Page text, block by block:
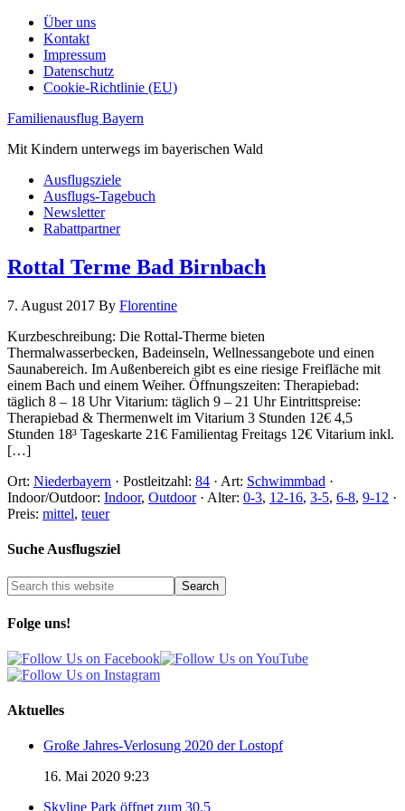
Über uns
Kontakt
Impressum
Datenschutz
Cookie-Richtlinie (EU)
Familienausflug Bayern
Mit Kindern unterwegs im bayerischen Wald
Ausflugsziele
Ausflugs-Tagebuch
Newsletter
Rabattpartner
Rottal Terme Bad Birnbach
7. August 2017 By Florentine
Kurzbeschreibung: Die Rottal-Therme bieten
Thermalwasserbecken, Badeinseln, Wellnessangebote und einen
Saunabereich. Im Außenbereich gibt es eine riesige Freifläche mit
einem Bach und einem Weiher. Öffnungszeiten: Therapiebad:
täglich 8 – 18 Uhr Vitarium: täglich 9 – 21 Uhr Eintrittspreise:
Therapiebad & Thermenwelt im Vitarium 3 Stunden 12€ 4,5
Stunden 18³ Tageskarte 21€ Familientag Freitags 12€ Vitarium inkl.
[…]
Ort: Niederbayern · Postleitzahl: 84 · Art: Schwimmbad ·
Indoor/Outdoor: Indoor, Outdoor· Alter: 0-3, 12-16, 3-5, 6-8, 9-12 ·
Preis: mittel, teuer
Suche Ausflugsziel
Folge uns!
Aktuelles
Große Jahres-Verlosung 2020 der Lostopf
16. Mai 2020 9:23
Skyline Park öffnet zum 30.5